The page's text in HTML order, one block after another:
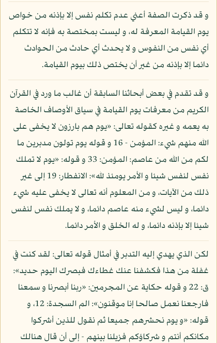
و قد ذكرت الصفة أعني عدم تكلم نفس إلا بإذنه من خواص
يوم القيامة المعرفة له، و ليست بمختصة به فإنه لا تتكلم
أي نفس من النفوس و لا يحدث أي حادث من الحوادث
دائما إلا بإذنه من غير أن يختص ذلك بيوم القيامة.
و قد تقدم في بعض أبحاثنا السابقة أن غالب ما ورد في القرآن
الكريم من معرفات يوم القيامة في سياق الأوصاف الخاصة
به يعمه و غيره كقوله تعالى: «يوم هم بارزون لا يخفى على
الله منهم شيء: المؤمن - 16 و قوله يوم تولون مدبرين ما
لكم من الله من عاصم: المؤمن: 33 و قوله: «يوم لا تملك
نفس لنفس شيئا و الأمر يومئذ لله»: الانفطار: 19 إلى غير
ذلك من الآيات، و من المعلوم أنه تعالى لا يخفى عليه شيء
دائما، و ليس لشيء منه عاصم دائما، و لا يملك نفس لنفس
شيئا إلا بإذنه دائما، و له الخلق و الأمر دائما.
لكن الذي يهدي إليه التدبر في أمثال قوله تعالى: لقد كنت في
غفلة من هذا فكشفنا عنك غطاءك فبصرك اليوم حديد»:
ق: 22 و قوله حكاية عن المجرمين: «ربنا أبصرنا و سمعنا
فارجعنا نعمل صالحا إنا موقنون»: الم السجدة: 12، و
قوله: «و يوم نحشرهم جميعا ثم نقول للذين أشركوا
مكانكم أنتم و شركاؤكم فزيلنا بينهم - إلى أن قال هنالك